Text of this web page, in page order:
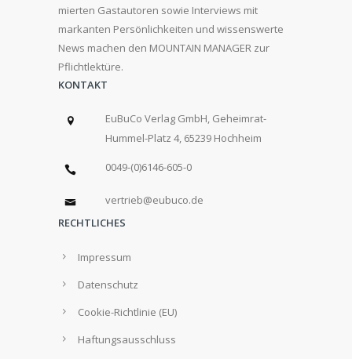
mierten Gastautoren sowie Interviews mit
markanten Persönlichkeiten und wissenswerte
News machen den MOUNTAIN MANAGER zur
Pflichtlektüre.
KONTAKT
EuBuCo Verlag GmbH, Geheimrat-
Hummel-Platz 4, 65239 Hochheim
0049-(0)6146-605-0
vertrieb@eubuco.de
RECHTLICHES
Impressum
Datenschutz
Cookie-Richtlinie (EU)
Haftungsausschluss